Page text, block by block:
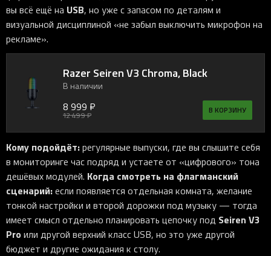
вы всё ещё на USB, но уже с запасом по деталям и
визуальной дисциплиной «не забыл выключить микрофон на
рекламе».
Razer Seiren V3 Chroma, Black
В наличии
8 999 ₽
12 499 ₽ В КОРЗИНУ
Кому подойдёт:регулярные выпуски, где вы слышите себя
в мониторинге час подряд и устаете от «цифрового» тона
дешёвых модулей. Когда смотреть на флагманский
сценарий:если появляется отдельная комната, желание
тонкой настройки и второй дорожки под музыку — тогда
имеет смысл отдельно планировать цепочку под Seiren V3
Proили другой верхний класс USB, но это уже другой
бюджет и другие ожидания к столу.